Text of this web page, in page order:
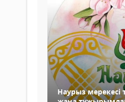
Наурыз мерекесі